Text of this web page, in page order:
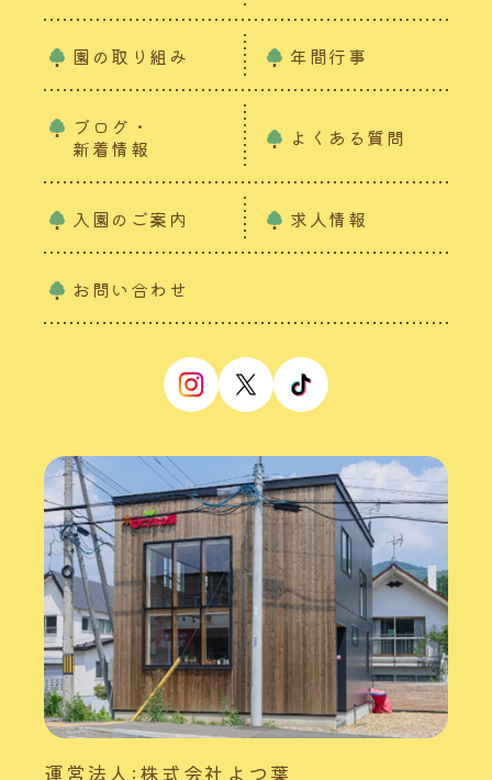
園の取り組み 年間行事
ブログ・
新着情報
よくある質問
入園のご案内 求人情報
お問い合わせ
運営法人:株式会社よつ葉